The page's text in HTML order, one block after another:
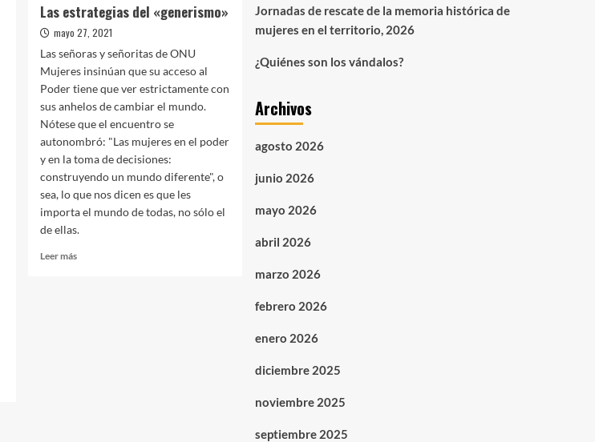
Las estrategias del «generismo»
mayo 27, 2021
Las señoras y señoritas de ONU
Mujeres insinúan que su acceso al
Poder tiene que ver estrictamente con
sus anhelos de cambiar el mundo.
Nótese que el encuentro se
autonombró: "Las mujeres en el poder
y en la toma de decisiones:
construyendo un mundo diferente", o
sea, lo que nos dicen es que les
importa el mundo de todas, no sólo el
de ellas.
Leer másLeer
Jornadas de rescate de la memoria histórica de
mujeres en el territorio, 2026
¿Quiénes son los vándalos?
Archivos
agosto 2026
junio 2026
mayo 2026
abril 2026
marzo 2026
febrero 2026
enero 2026
diciembre 2025
noviembre 2025
septiembre 2025